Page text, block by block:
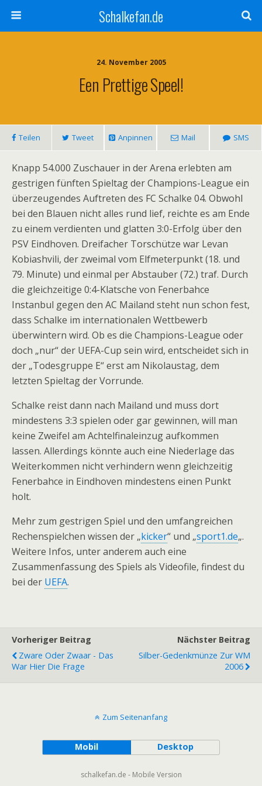
Schalkefan.de
24. November 2005
Een Prettige Speel!
Teilen Tweet Anpinnen Mail SMS
Knapp 54.000 Zuschauer in der Arena erlebten am
gestrigen fünften Spieltag der Champions-League ein
überzeugendes Auftreten des FC Schalke 04. Obwohl
bei den Blauen nicht alles rund lief, reichte es am Ende
zu einem verdienten und glatten 3:0-Erfolg über den
PSV Eindhoven. Dreifacher Torschütze war Levan
Kobiashvili, der zweimal vom Elfmeterpunkt (18. und
79. Minute) und einmal per Abstauber (72.) traf. Durch
die gleichzeitige 0:4-Klatsche von Fenerbahce
Instanbul gegen den AC Mailand steht nun schon fest,
dass Schalke im internationalen Wettbewerb
überwintern wird. Ob es die Champions-League oder
doch „nur“ der UEFA-Cup sein wird, entscheidet sich in
der „Todesgruppe E“ erst am Nikolaustag, dem
letzten Spieltag der Vorrunde.
Schalke reist dann nach Mailand und muss dort
mindestens 3:3 spielen oder gar gewinnen, will man
keine Zweifel am Achtelfinaleinzug aufkommen
lassen. Allerdings könnte auch eine Niederlage das
Weiterkommen nicht verhindern wenn gleichzeitig
Fenerbahce in Eindhoven mindestens einen Punkt
holt.
Mehr zum gestrigen Spiel und den umfangreichen
Rechenspielchen wissen der „kicker“ und „sport1.de„.
Weitere Infos, unter anderem auch eine
Zusammenfassung des Spiels als Videofile, findest du
bei der UEFA.
Vorheriger Beitrag
Zware Oder Zwaar - Das
War Hier Die Frage
Nächster Beitrag
Silber-Gedenkmünze Zur WM
2006
Zum Seitenanfang
Mobil Desktop
schalkefan.de - Mobile Version